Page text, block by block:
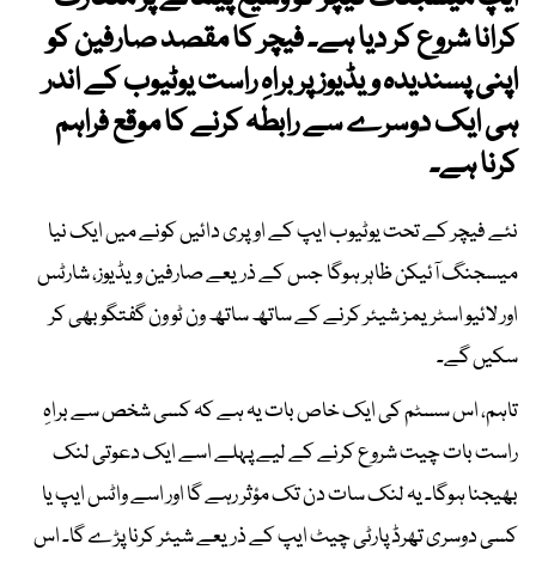
کرانا شروع کر دیا ہے۔ فیچر کا مقصدصارفین کو
اپنی پسندیدہ ویڈیوز پر براہِ راست یوٹیوب کے اندر
ہی ایک دوسرے سے رابطہ کرنے کا موقع فراہم
کرنا ہے۔
نئے فیچر کے تحت یوٹیوب ایپ کے اوپری دائیں کونے میں ایک نیا
میسجنگ آئیکن ظاہر ہوگا جس کے ذریعے صارفین ویڈیوز، شارٹس
اور لائیو اسٹریمز شیئر کرنے کے ساتھ ساتھ ون ٹو ون گفتگو بھی کر
سکیں گے۔
تاہم، اس سسٹم کی ایک خاص بات یہ ہے کہ کسی شخص سے براہِ
راست بات چیت شروع کرنے کے لیے پہلے اسے ایک دعوتی لنک
بھیجنا ہوگا۔ یہ لنک سات دن تک مؤثر رہے گا اور اسے واٹس ایپ یا
کسی دوسری تھرڈ پارٹی چیٹ ایپ کے ذریعے شیئر کرنا پڑے گا۔ اس